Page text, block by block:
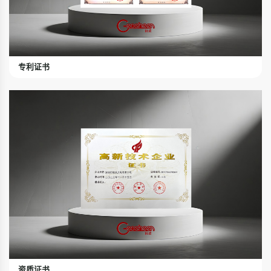
专利证书